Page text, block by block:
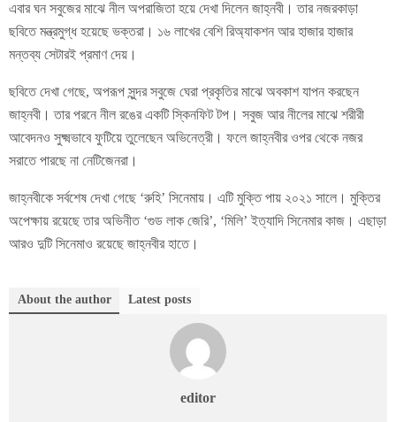
এবার ঘন সবুজের মাঝে নীল অপরাজিতা হয়ে দেখা দিলেন জাহ্নবী। তার নজরকাড়া
ছবিতে মন্ত্রমুগ্ধ হয়েছে ভক্তরা। ১৬ লাখের বেশি রিঅ্যাকশন আর হাজার হাজার
মন্তব্য সেটারই প্রমাণ দেয়।
ছবিতে দেখা গেছে, অপরূপ সুন্দর সবুজে ঘেরা প্রকৃতির মাঝে অবকাশ যাপন করছেন
জাহ্নবী। তার পরনে নীল রঙের একটি স্কিনফিট টপ। সবুজ আর নীলের মাঝে শরীরী
আবেদনও সুক্ষ্মভাবে ফুটিয়ে তুলেছেন অভিনেত্রী। ফলে জাহ্নবীর ওপর থেকে নজর
সরাতে পারছে না নেটিজেনরা।
জাহ্নবীকে সর্বশেষ দেখা গেছে ‘রুহি’ সিনেমায়। এটি মুক্তি পায় ২০২১ সালে। মুক্তির
অপেক্ষায় রয়েছে তার অভিনীত ‘গুড লাক জেরি’, ‘মিলি’ ইত্যাদি সিনেমার কাজ। এছাড়া
আরও দুটি সিনেমাও রয়েছে জাহ্নবীর হাতে।
About the author Latest posts
editor